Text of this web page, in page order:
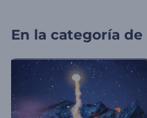
En la categoría de